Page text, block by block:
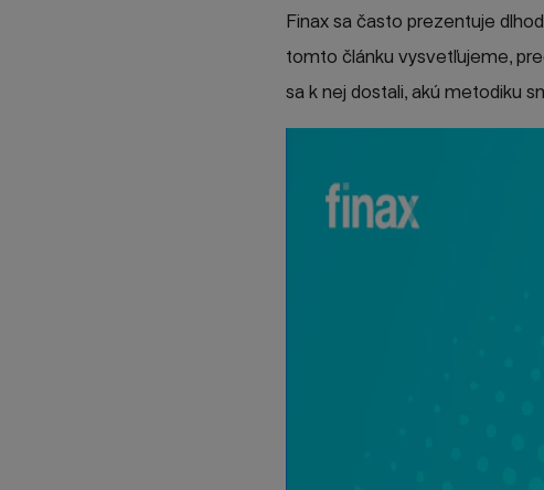
Finax sa často prezentuje
tomto článku vysvetľujeme,
sa k nej dostali, akú metodiku